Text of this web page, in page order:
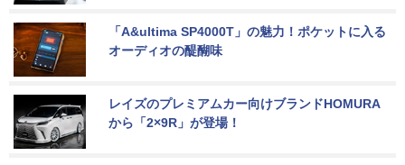
「A&ultima SP4000T」の魅力！ポケットに入る
オーディオの醍醐味
レイズのプレミアムカー向けブランドHOMURA
から「2×9R」が登場！